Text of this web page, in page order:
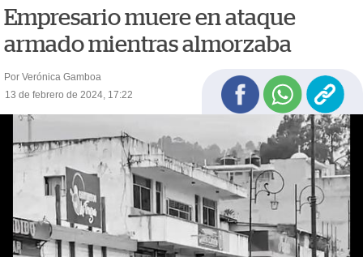
Empresario muere en ataque
armado mientras almorzaba
Por Verónica Gamboa
13 de febrero de 2024, 17:22